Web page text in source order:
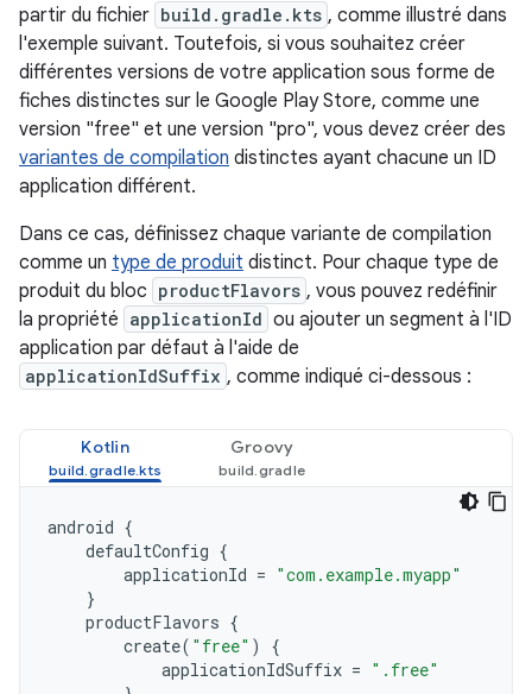
partir du fichier build.gradle.kts , comme illustré dans
l'exemple suivant. Toutefois, si vous souhaitez créer
différentes versions de votre application sous forme de
fiches distinctes sur le Google Play Store, comme une
version "free" et une version "pro", vous devez créer des
variantes de compilation distinctes ayant chacune un ID
application différent.
Dans ce cas, définissez chaque variante de compilation
comme un type de produit distinct. Pour chaque type de
produit du bloc productFlavors , vous pouvez redéfinir
la propriété applicationId ou ajouter un segment à l'ID
application par défaut à l'aide de
applicationIdSuffix , comme indiqué ci-dessous :
Kotlin Groovy
android {
defaultConfig {
applicationId = "com.example.myapp"
}
productFlavors {
create( "free" )
{
applicationIdSuffix = ".free"